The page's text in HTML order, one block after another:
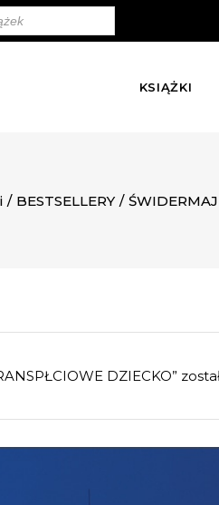
KSIĄŻKI
/ BESTSELLERY /
DZIECKO”